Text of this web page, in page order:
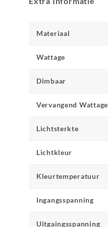
Materiaal
Wattage
Dimbaar
Vervangend Wattage
Lichtsterkte
Lichtkleur
Kleurtemperatuur
Ingangsspanning
Uitgaingsspanning